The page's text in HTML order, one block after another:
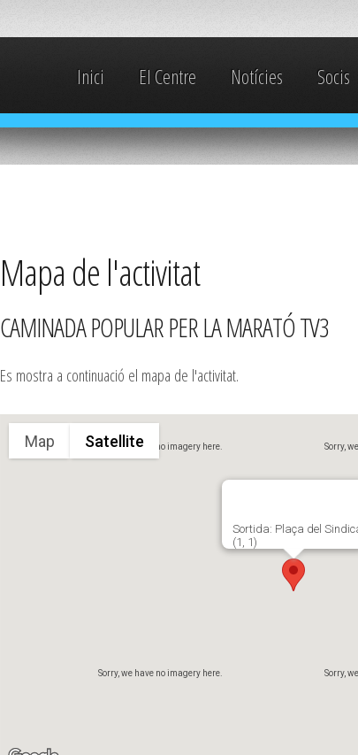
Inici El Centre Notícies Socis
Mapa de l'activitat
CAMINADA POPULAR PER LA MARATÓ TV3
Es mostra a continuació el mapa de l'activitat.
Sorry,
Sorry, we have no imagery here.
Sorry, we have no imagery here.
Sorry,
Sortida: Plaça del
(1, 1)
Map Satellite